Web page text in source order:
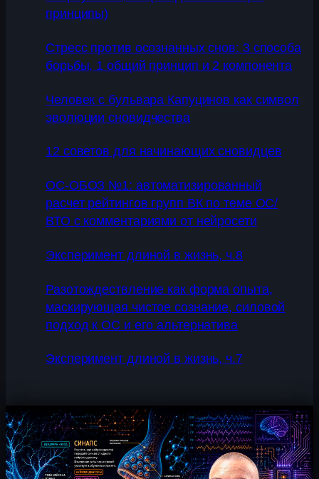
принципы)
Стресс против осознанных снов: 3 способа
борьбы, 1 общий принцип и 2 компонента
Человек с бульвара Капуцинов как символ
эволюции сновидчества
12 советов для начинающих сновидцев
ОС-ОБОЗ №1: автоматизированный
расчет рейтингов групп ВК по теме ОС/
ВТО с комментариями от нейросети
Эксперимент длиной в жизнь, ч.8
Разотождествление как форма опыта,
маскирующая чистое сознание, силовой
подход к ОС и его альтернатива
Эксперимент длиной в жизнь, ч.7